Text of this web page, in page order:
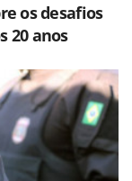
os desafios
20 anos